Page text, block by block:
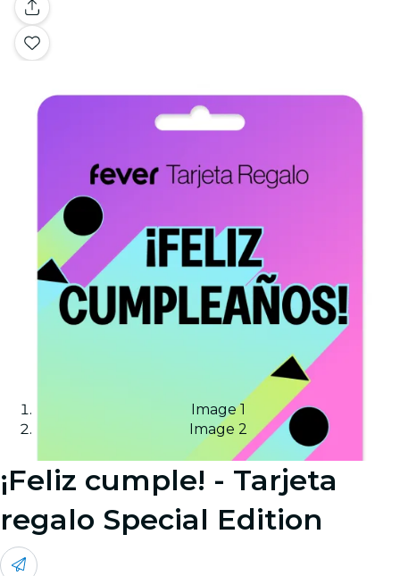
Galería
Image 1
Image 2
¡Feliz cumple! - Tarjeta
regalo Special Edition